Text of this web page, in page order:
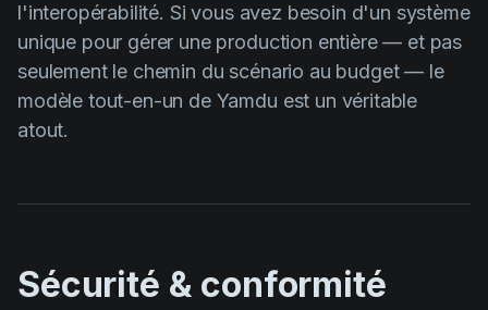
l'interopérabilité. Si vous avez besoin d'un système
unique pour gérer une production entière — et pas
seulement le chemin du scénario au budget — le
modèle tout-en-un de Yamdu est un véritable
atout.
Sécurité & conformité